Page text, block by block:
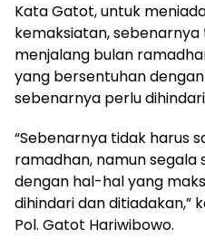
Kata Gatot, untuk
kemaksiatan, sebenarnya
menjalang bulan
yang bersentuhan
sebenarnya perlu
“Sebenarnya tidak harus
ramadhan, namun
dengan hal-hal yang
dihindari dan ditiadakan,”
Pol. Gatot Hariwibowo.